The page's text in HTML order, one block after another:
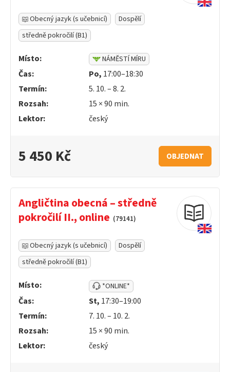
Obecný jazyk (s učebnicí)
Dospělí
středně pokročilí (B1)
Místo: NÁMĚSTÍ MÍRU
Čas: Po, 17:00–18:30
Termín:
5. 10. – 8. 2.
Rozsah:
15 ×90 min.
Lektor:
český
5 450 Kč OBJEDNAT
Angličtina obecná – středně
pokročilí II., online (79141)
Obecný jazyk (s učebnicí)
Dospělí
středně pokročilí (B1)
Místo: *ONLINE*
Čas: St, 17:30–19:00
Termín:
7. 10. – 10. 2.
Rozsah:
15 ×90 min.
Lektor:
český